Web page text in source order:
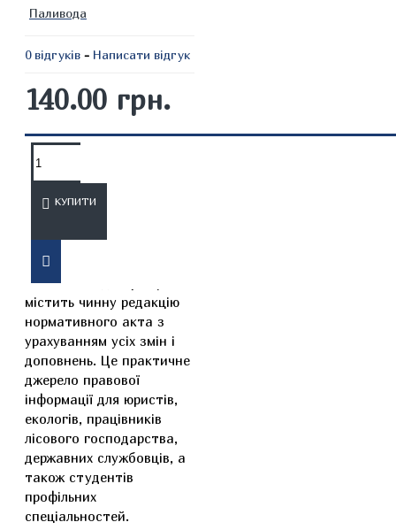
Паливода
0 відгуків - Написати відгук
140.00 грн.
КУПИТИ
ОПИС
Актуальне видання
Лісового кодексу України
містить чинну редакцію
нормативного акта з
урахуванням усіх змін і
доповнень. Це практичне
джерело правової
інформації для юристів,
екологів, працівників
лісового господарства,
державних службовців, а
також студентів
профільних
спеціальностей.